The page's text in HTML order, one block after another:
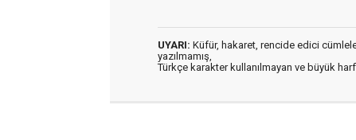
UYARI: Küfür, hakaret, rencide edici
yazılmamış,
Türkçe karakter kullanılmayan ve büyük